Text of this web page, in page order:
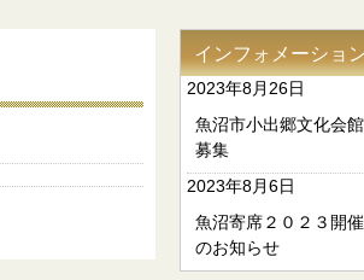
インフォメーショ
2023年8月26日
魚沼市小出郷文化会
募集
2023年8月6日
魚沼寄席２０２３開
のお知らせ